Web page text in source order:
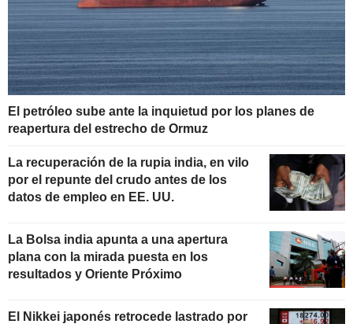
El petróleo sube ante la inquietud por los planes de
reapertura del estrecho de Ormuz
La recuperación de la rupia india, en vilo
por el repunte del crudo antes de los
datos de empleo en EE. UU.
La Bolsa india apunta a una apertura
plana con la mirada puesta en los
resultados y Oriente Próximo
El Nikkei japonés retrocede lastrado por